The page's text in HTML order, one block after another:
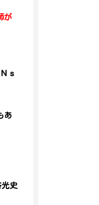
が
ｓ
あ
史